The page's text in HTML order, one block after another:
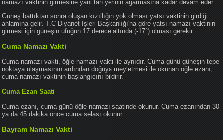
namazı vaktinin girmesine yani tan yerinin ağarmasına kadar devam eder.
Güneş battıktan sonra oluşan kızıllığın yok olması yatsı vaktinin girdiği
anlamına gelir. T.C Diyanet İşleri Başkanlığı'na göre yatsı namazı vaktinin
girmesi için güneşin ufuğun 17 derece altında (-17°) olması gerekir.
Cuma Namazı Vakti
Cuma namazı vakti, öğle namazı vakti ile aynıdır. Cuma günü güneşin tepe
noktaya ulaşmasının ardından doğuya meyletmesi ile okunan öğle ezanı,
cuma namazı vaktinin başlangıcını bildirir.
Cuma Ezan Saati
Cuma ezanı, cuma günü öğle namazı saatinde okunur. Cuma ezanından 30
ya da 45 dakika önce cuma selası okunur.
Bayram Namazı Vakti